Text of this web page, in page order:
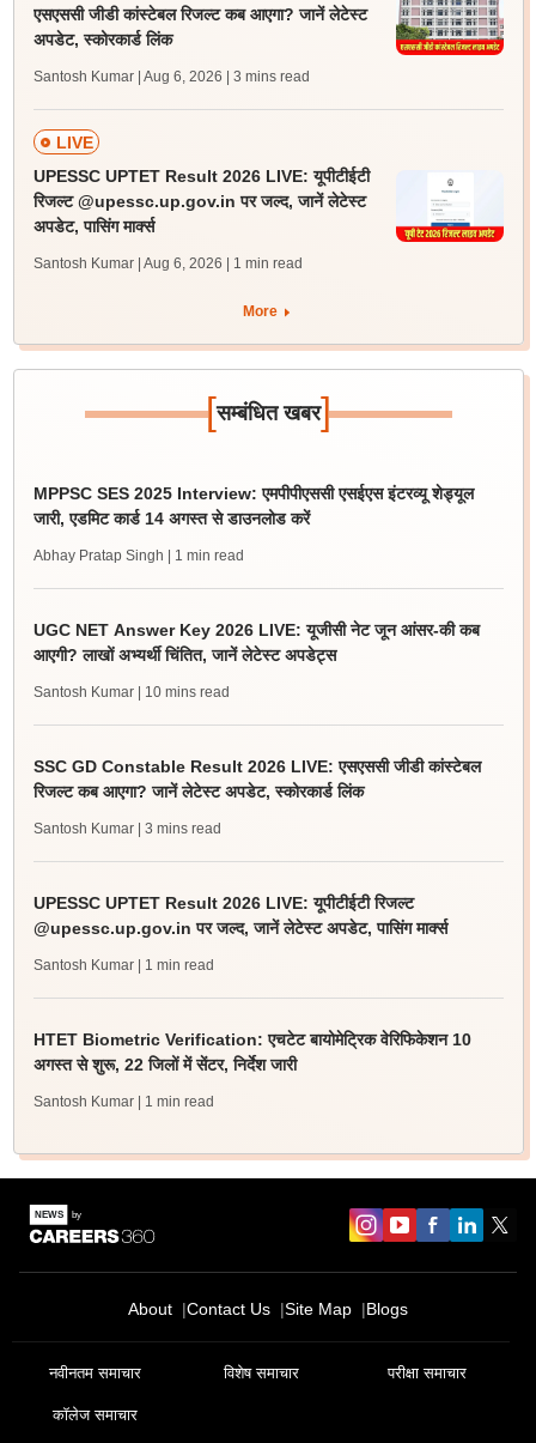
एसएससी जीडी कांस्टेबल रिजल्ट कब आएगा? जानें लेटेस्ट
अपडेट, स्कोरकार्ड लिंक
Santosh Kumar | Aug 6, 2026 | 3 mins read
LIVE
UPESSC UPTET Result 2026 LIVE: यूपीटीईटी
रिजल्ट @upessc.up.gov.in पर जल्द, जानें लेटेस्ट
अपडेट, पासिंग मार्क्स
Santosh Kumar | Aug 6, 2026 | 1 min read
More
[सम्बंधित खबर]
MPPSC SES 2025 Interview: एमपीपीएससी एसईएस इंटरव्यू शेड्यूल
जारी, एडमिट कार्ड 14 अगस्त से डाउनलोड करें
Abhay Pratap Singh | 1 min read
UGC NET Answer Key 2026 LIVE: यूजीसी नेट जून आंसर-की कब
आएगी? लाखों अभ्यर्थी चिंतित, जानें लेटेस्ट अपडेट्स
Santosh Kumar | 10 mins read
SSC GD Constable Result 2026 LIVE: एसएससी जीडी कांस्टेबल
रिजल्ट कब आएगा? जानें लेटेस्ट अपडेट, स्कोरकार्ड लिंक
Santosh Kumar | 3 mins read
UPESSC UPTET Result 2026 LIVE: यूपीटीईटी रिजल्ट
@upessc.up.gov.in पर जल्द, जानें लेटेस्ट अपडेट, पासिंग मार्क्स
Santosh Kumar | 1 min read
HTET Biometric Verification: एचटेट बायोमेट्रिक वेरिफिकेशन 10
अगस्त से शुरू, 22 जिलों में सेंटर, निर्देश जारी
Santosh Kumar | 1 min read
About Contact Us Site Map Blogs
नवीनतम समाचार विशेष समाचार परीक्षा समाचार
कॉलेज समाचार